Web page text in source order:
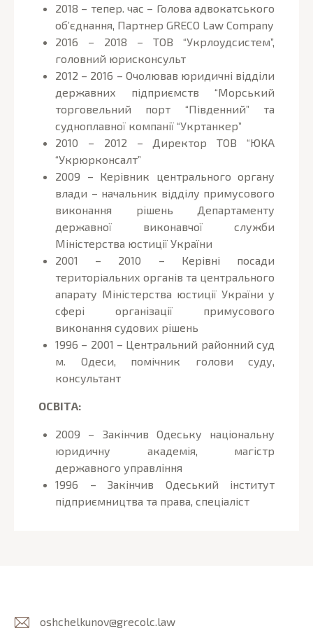
2018 – тепер. час – Голова адвокатського
об’єднання, Партнер GRECO Law Company
2016 – 2018 – ТОВ “Укрлоудсистем”,
головний юрисконсульт
2012 – 2016 – Очолював юридичні відділи
державних підприємств “Морський
торговельний порт “Південний” та
судноплавної компанії “Укртанкер”
2010 – 2012 – Директор ТОВ “ЮКА
“Укрюрконсалт”
2009 – Керівник центрального органу
влади – начальник відділу примусового
виконання рішень Департаменту
державної виконавчої служби
Міністерства юстиції України
2001 – 2010 – Керівні посади
територіальних органів та центрального
апарату Міністерства юстиції України у
сфері організації примусового
виконання судових рішень
1996 – 2001 – Центральний районний суд
м. Одеси, помічник голови суду,
консультант
ОСВІТА:
2009 – Закінчив Одеську національну
юридичну академія, магістр
державного управління
1996 – Закінчив Одеський інститут
підприємництва та права, спеціаліст
oshchelkunov@grecolc.law